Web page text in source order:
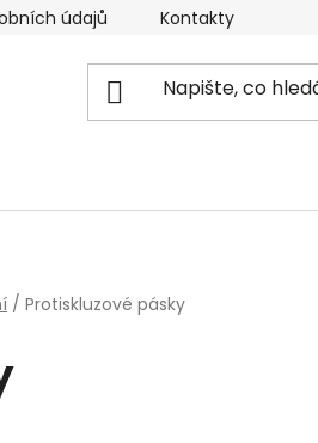
údajů Kontakty
/ Protiskluzové pásky